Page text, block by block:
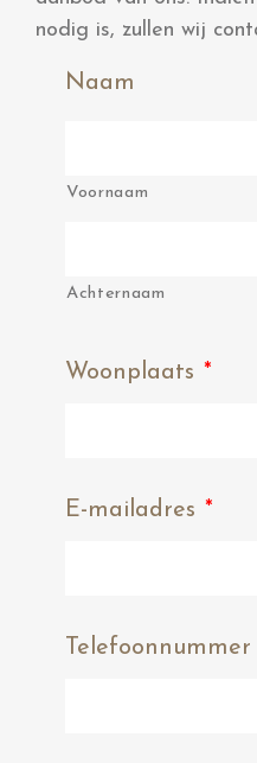
nodig is, zullen wij
Naam
Voornaam
Achternaam
Woonplaats *
E-mailadres *
Telefoonnummer